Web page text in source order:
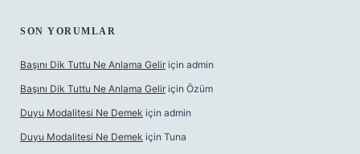
SON YORUMLAR
Başını Dik Tuttu Ne Anlama Gelir için admin
Başını Dik Tuttu Ne Anlama Gelir için Özüm
Duyu Modalitesi Ne Demek için admin
Duyu Modalitesi Ne Demek için Tuna